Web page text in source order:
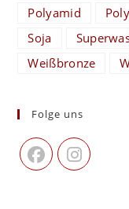
Polyamid
Soja
Weißbronze
Folge uns